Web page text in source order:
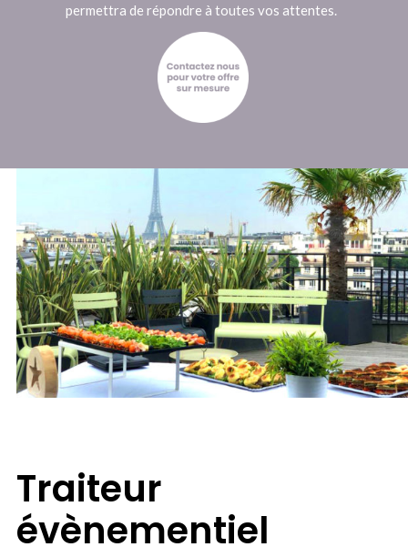
permettra de répondre à toutes vos attentes.
Traiteur
évènementiel